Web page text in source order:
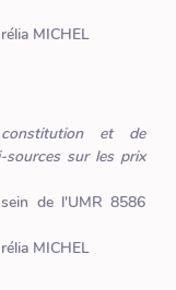
MICHEL
et de
sources sur les prix
de l'UMR 8586
MICHEL